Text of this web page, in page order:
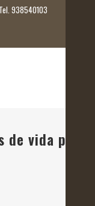
Tel. 938540103
de vida